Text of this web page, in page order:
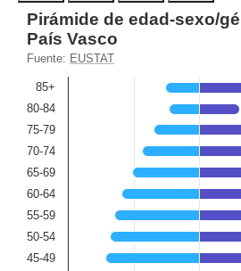
Pirámide de edad-sexo/género
Bar chart with 2 data series.
Fuente: EUSTAT
View as data table, Pirámide
The chart has 2 X axes
The chart has 1 Y axis
Pirámide de edad-sexo/
País Vasco
Fuente: EUSTAT
45-49
50-54
55-59
60-64
65-69
70-74
75-79
80-84
85+